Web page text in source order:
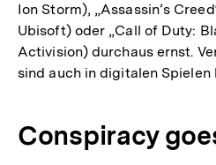
Ion Storm), „Assassin’s
Ubisoft) oder „Call of Duty:
Activision) durchaus ernst.
sind auch in digitalen Spielen
Conspiracy